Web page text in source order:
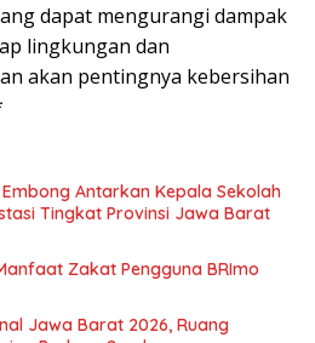
dapat mengurangi dampak
lingkungan dan
akan pentingnya kebersihan
Embong Antarkan Kepala Sekolah
Tingkat Provinsi Jawa Barat
Zakat Pengguna BRImo
Jawa Barat 2026, Ruang